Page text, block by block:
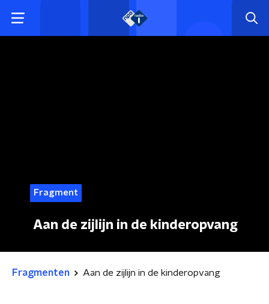
Fragment
Aan de zijlijn in de kinderopvang
Fragmenten Aan de zijlijn in de kinderopvang